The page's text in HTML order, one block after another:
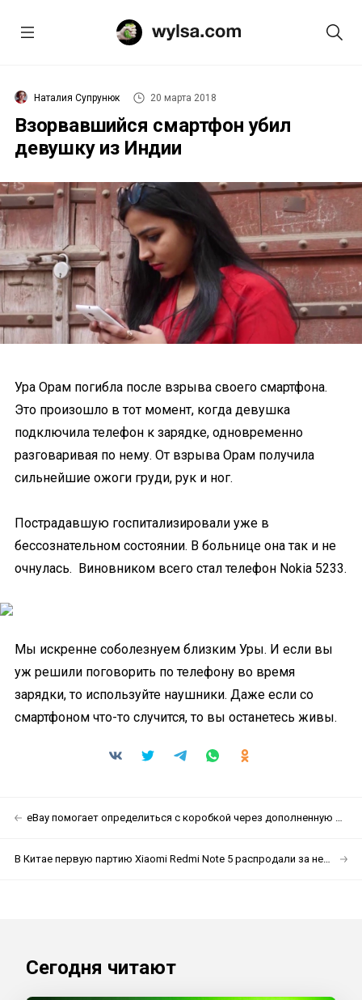
Наталия Супрунюк 20 марта 2018
Взорвавшийся смартфон убил
девушку из Индии
Ура Орам погибла после взрыва своего смартфона.
Это произошло в тот момент, когда девушка
подключила телефон к зарядке, одновременно
разговаривая по нему. От взрыва Орам получила
сильнейшие ожоги груди, рук и ног.
Пострадавшую госпитализировали уже в
бессознательном состоянии. В больнице она так и не
очнулась. Виновником всего стал телефон Nokia 5233.
Мы искренне соболезнуем близким Уры. И если вы
уж решили поговорить по телефону во время
зарядки, то используйте наушники. Даже если со
смартфоном что-то случится, то вы останетесь живы.
eBay помогает определиться с коробкой через дополненную реальность
В Китае первую партию Xiaomi Redmi Note 5 распродали за несколько секунд
Сегодня читают